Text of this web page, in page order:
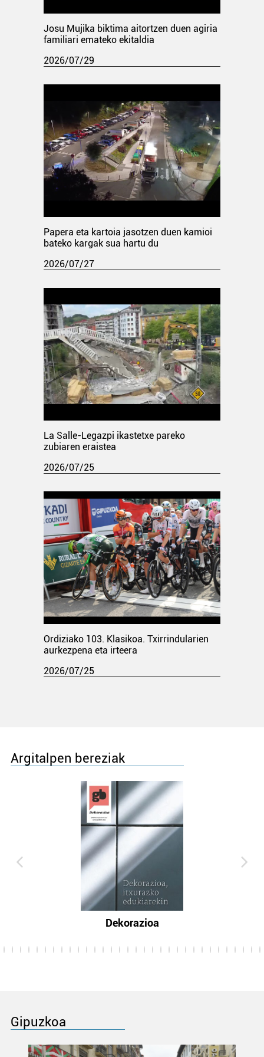
Josu Mujika biktima aitortzen duen agiria
familiari emateko ekitaldia
2026/07/29
Papera eta kartoia jasotzen duen kamioi
bateko kargak sua hartu du
2026/07/27
La Salle-Legazpi ikastetxe pareko
zubiaren eraistea
2026/07/25
Ordiziako 103. Klasikoa. Txirrindularien
aurkezpena eta irteera
2026/07/25
Argitalpen bereziak
Dekorazioa
Gipuzkoa